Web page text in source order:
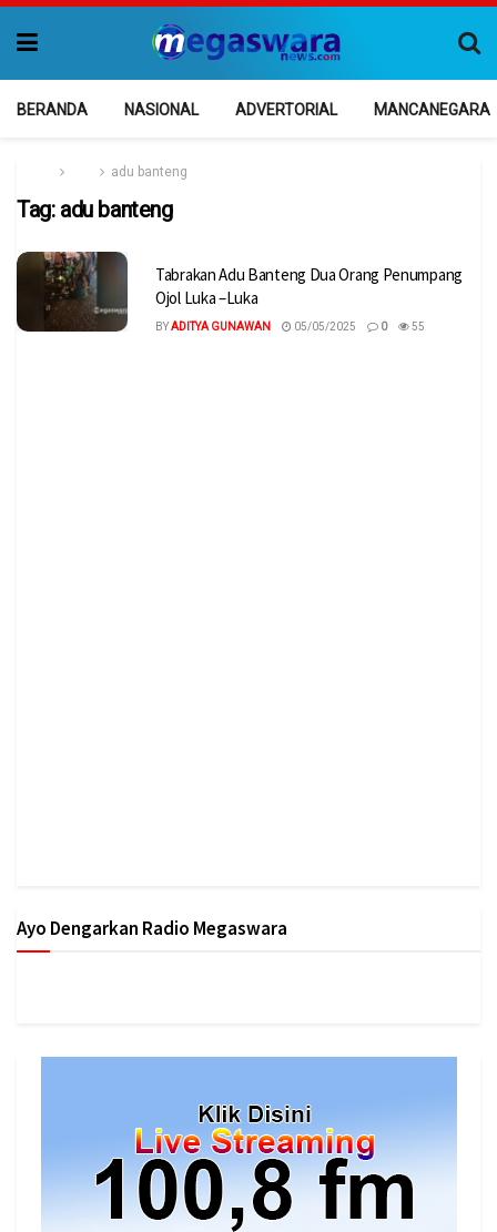
BERANDA NASIONAL ADVERTORIAL MANCANEGARA
adu banteng
Tag: adu banteng
Tabrakan Adu Banteng Dua Orang Penumpang
Ojol Luka –Luka
BYADITYA GUNAWAN 05/05/2025 0 55
Ayo Dengarkan Radio Megaswara